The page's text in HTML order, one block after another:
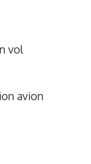
vol
avion